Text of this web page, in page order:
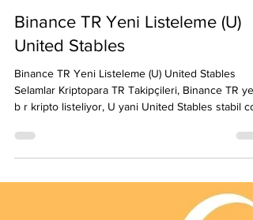
20 Oca
1 dakikada okunur
Binance TR Yeni Listeleme (U)
United Stables
Binance TR Yeni Listeleme (U) United Stables
ile trade yapabilirsiniz. Piyasa yapıcı komisyon sıfır
olarak dikkat çekiyor. Binance TR yeniliklerinden
faydalanmak veya haberdar olmak için web sitemiz